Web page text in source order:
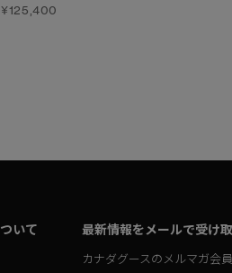
¥125,400
いて 最新情報をメールで受け
カナダグースのメルマガ会